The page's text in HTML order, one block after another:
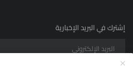
إشترك في البريد الإخبارية